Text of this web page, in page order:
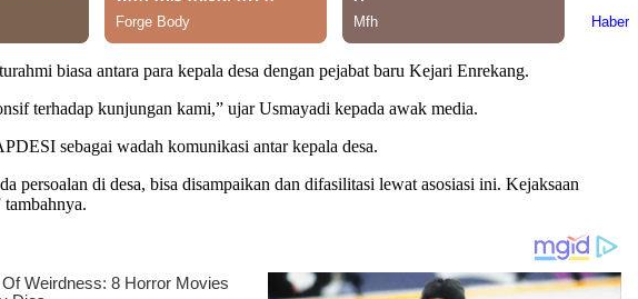
biasa antara para kepala desa dengan pejabat baru Kejari Enrekang.
terhadap kunjungan kami,” ujar Usmayadi kepada awak media.
sebagai wadah komunikasi antar kepala desa.
di desa, bisa disampaikan dan difasilitasi lewat asosiasi ini. Kejaksaan